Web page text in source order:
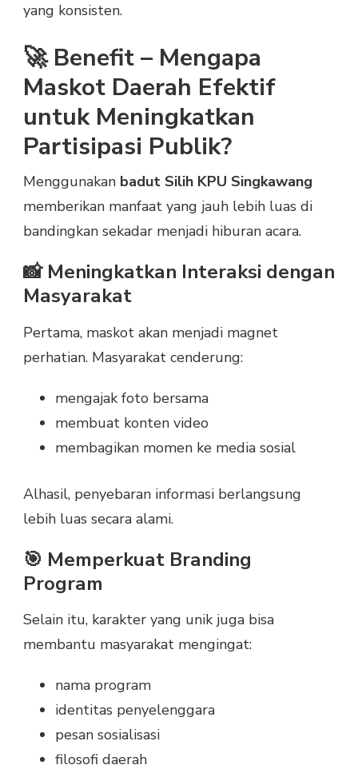
yang konsisten.
🚀 Benefit – Mengapa
Maskot Daerah Efektif
untuk Meningkatkan
Partisipasi Publik?
Menggunakan badut Silih KPU Singkawang
memberikan manfaat yang jauh lebih luas di
bandingkan sekadar menjadi hiburan acara.
📸 Meningkatkan Interaksi dengan
Masyarakat
Pertama, maskot akan menjadi magnet
perhatian. Masyarakat cenderung:
mengajak foto bersama
membuat konten video
membagikan momen ke media sosial
Alhasil, penyebaran informasi berlangsung
lebih luas secara alami.
🎯 Memperkuat Branding
Program
Selain itu, karakter yang unik juga bisa
membantu masyarakat mengingat:
nama program
identitas penyelenggara
pesan sosialisasi
filosofi daerah